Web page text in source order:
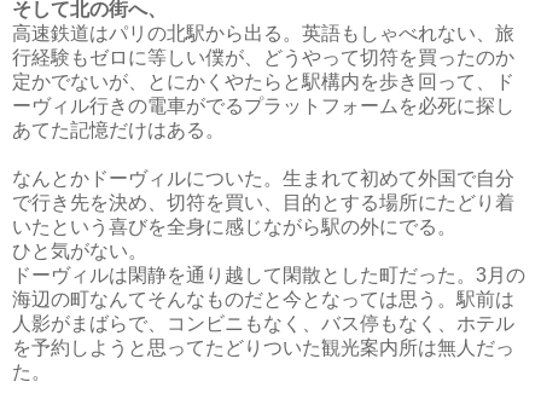
そして北の街へ、
高速鉄道はパリの北駅から出る。英語もしゃべれない、旅
行経験もゼロに等しい僕が、どうやって切符を買ったのか
定かでないが、とにかくやたらと駅構内を歩き回って、ド
ーヴィル行きの電車がでるプラットフォームを必死に探し
あてた記憶だけはある。
なんとかドーヴィルについた。生まれて初めて外国で自分
で行き先を決め、切符を買い、目的とする場所にたどり着
いたという喜びを全身に感じながら駅の外にでる。
ひと気がない。
ドーヴィルは閑静を通り越して閑散とした町だった。3月の
海辺の町なんてそんなものだと今となっては思う。駅前は
人影がまばらで、コンビニもなく、バス停もなく、ホテル
を予約しようと思ってたどりついた観光案内所は無人だっ
た。